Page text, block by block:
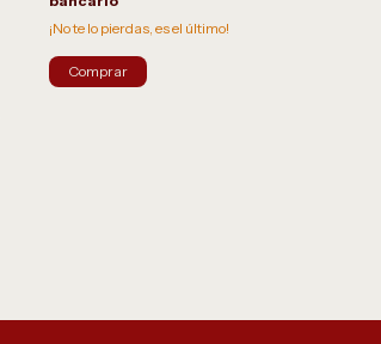
¡No te lo pierdas, es el último!
Comprar